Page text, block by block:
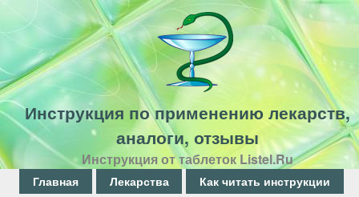
Перейти
к
основному
содержанию
Инструкция по применению лекарств,
аналоги, отзывы
Инструкция от таблеток Listel.Ru
Главная Лекарства Как читать инструкции